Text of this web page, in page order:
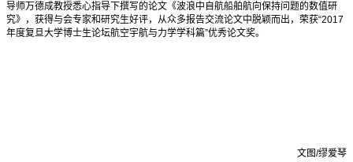
导师万德成教授悉心指导下撰写的论文《波浪中自航船舶航向保持问题的数值研
究》，获得与会专家和研究生好评，从众多报告交流论文中脱颖而出，荣获“2017
年度复旦大学博士生论坛航空宇航与力学学科篇”优秀论文奖。
文图/缪爱琴